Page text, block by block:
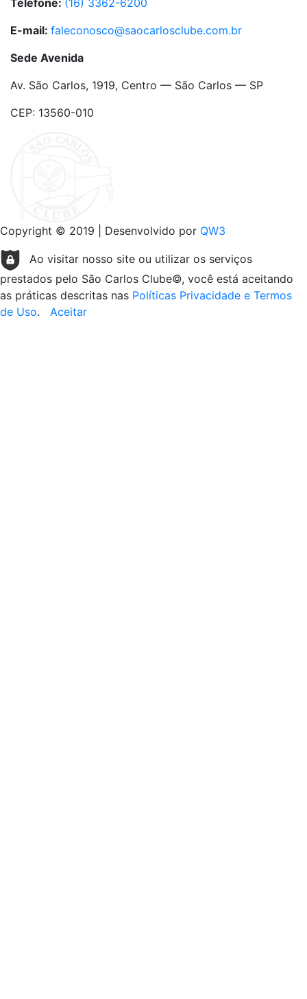
Telefone: (16) 3362-6200
E-mail: faleconosco@saocarlosclube.com.br
Sede Avenida
Av. São Carlos, 1919, Centro — São Carlos — SP
CEP: 13560-010
Copyright © 2019 | Desenvolvido por QW3
Ao visitar nosso site ou utilizar os serviços
prestados pelo São Carlos Clube©, você está aceitando
as práticas descritas nas Políticas Privacidade e Termos
de Uso. Aceitar